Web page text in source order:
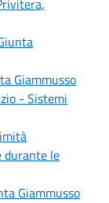
Giammusso
- Sistemi
durante le
Giammusso